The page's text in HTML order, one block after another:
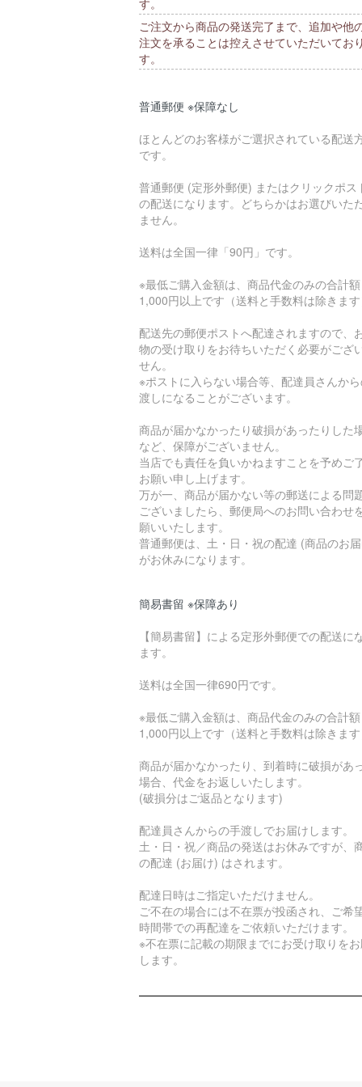
ご注文から商品の発送完了まで、追加や他
注文を承ることは控えさせていただいてお
す。
普通郵便 ※保障なし
ほとんどのお客様がご選択されている配送
です。
普通郵便 (定形外郵便) またはクリックポス
の配送になります。どちらかはお選びいた
ません。
送料は全国一律「90円」です。
※最低ご購入金額は、商品代金のみの合計額
1,000円以上です（送料と手数料は除きます
配送先の郵便ポストへ配達されますので、
物の受け取りをお待ちいただく必要がござ
せん。
※ポストに入らない場合等、配達員さんか
渡しになることがございます。
商品が届かなかったり破損があったりした
など、保障がございません。
当店でも責任を負いかねますことを予めご
お願い申し上げます。
万が一、商品が届かない等の郵送による問
ございましたら、郵便局へのお問い合わせ
願いいたします。
普通郵便は、土・日・祝の配達 (商品のお
がお休みになります。
簡易書留 ※保障あり
【簡易書留】による定形外郵便での配送に
ます。
送料は全国一律690円です。
※最低ご購入金額は、商品代金のみの合計額
1,000円以上です（送料と手数料は除きます
商品が届かなかったり、到着時に破損があ
場合、代金をお返しいたします。
(破損分はご返品となります)
配達員さんからの手渡しでお届けします。
土・日・祝／商品の発送はお休みですが、
の配達 (お届け) はされます。
配達日時はご指定いただけません。
ご不在の場合には不在票が投函され、ご希
時間帯での再配達をご依頼いただけます。
※不在票に記載の期限までにお受け取りを
します。